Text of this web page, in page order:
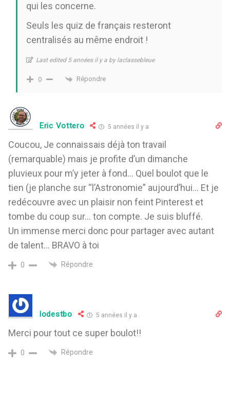
qui les concerne.
Seuls les quiz de français resteront
centralisés au même endroit !
Last edited 5 années il y a by laclassebleue
0 Répondre
Eric Vottero 5 années il y a
Coucou, Je connaissais déjà ton travail
(remarquable) mais je profite d’un dimanche
pluvieux pour m’y jeter à fond… Quel boulot que le
tien (je planche sur “l’Astronomie” aujourd’hui… Et je
redécouvre avec un plaisir non feint Pinterest et
tombe du coup sur… ton compte. Je suis bluffé.
Un immense merci donc pour partager avec autant
de talent… BRAVO à toi
0 Répondre
lodestbo 5 années il y a
Merci pour tout ce super boulot!!
0 Répondre